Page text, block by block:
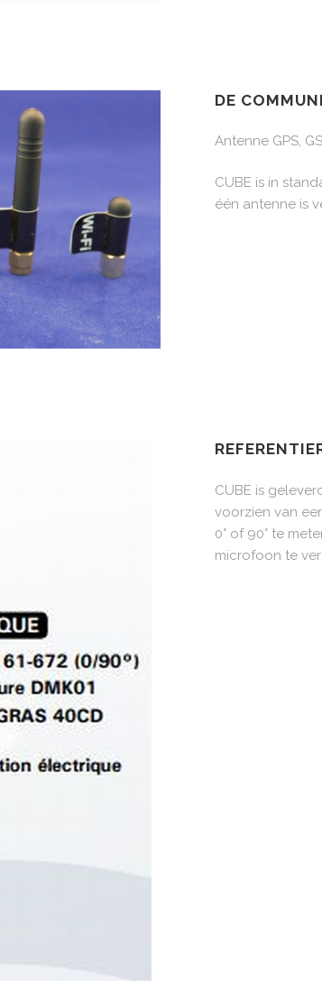
DE
Antenne GPS,
CUBE is in
één antenne is
CUBE is
voorzien van
0° of 90° te
microfoon te